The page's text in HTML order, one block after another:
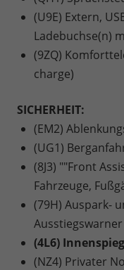
(U9E) Extern,
Ladebuchse(n)
(9ZQ)
charge)
SICHERHEIT:
(EM2)
(UG1)
(8J3) ""Front
Fahrzeuge,
(79H) Auspark-
Ausstiegswarner
(4L6)
(NZ4) Privater